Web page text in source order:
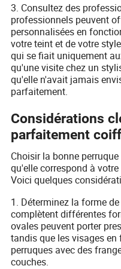
3. Consultez des
professionnels peuvent
personnalisées en
votre teint et de votre
qui se fiait uniquement
qu'une visite chez un
qu'elle n'avait jamais
parfaitement.
Considérations
parfaitement
Choisir la bonne
qu'elle correspond à
Voici quelques
1. Déterminez la forme
complètent différentes
ovales peuvent porter
tandis que les visages
perruques avec des
couches.